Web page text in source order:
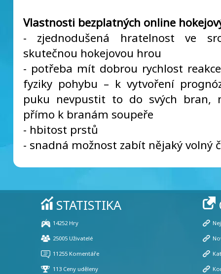
Vlastnosti bezplatných online
- zjednodušená hratelnost ve
skutečnou hokejovou hrou
- potřeba mít dobrou rychlost
fyziky pohybu – k vytvoření
puku nevpustit to do svých bran,
přímo k branám soupeře
- hbitost prstů
- snadná možnost zabít nějaký volný